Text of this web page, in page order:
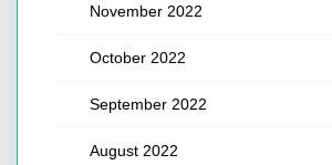
November 2022
October 2022
September 2022
August 2022